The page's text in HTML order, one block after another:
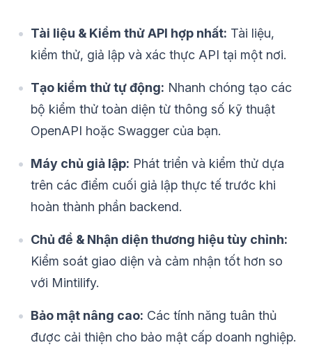
Tài liệu & Kiểm thử API hợp nhất: Tài liệu,
kiểm thử, giả lập và xác thực API tại một nơi.
Tạo kiểm thử tự động: Nhanh chóng tạo các
bộ kiểm thử toàn diện từ thông số kỹ thuật
OpenAPI hoặc Swagger của bạn.
Máy chủ giả lập: Phát triển và kiểm thử dựa
trên các điểm cuối giả lập thực tế trước khi
hoàn thành phần backend.
Chủ đề & Nhận diện thương hiệu tùy chỉnh:
Kiểm soát giao diện và cảm nhận tốt hơn so
với Mintilify.
Bảo mật nâng cao: Các tính năng tuân thủ
được cải thiện cho bảo mật cấp doanh nghiệp.